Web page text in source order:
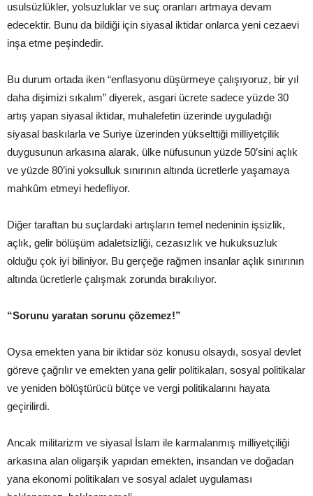
usulsüzlükler, yolsuzluklar ve suç oranları artmaya devam
edecektir. Bunu da bildiği için siyasal iktidar onlarca yeni cezaevi
inşa etme peşindedir.
Bu durum ortada iken “enflasyonu düşürmeye çalışıyoruz, bir yıl
daha dişimizi sıkalım” diyerek, asgari ücrete sadece yüzde 30
artış yapan siyasal iktidar, muhalefetin üzerinde uyguladığı
siyasal baskılarla ve Suriye üzerinden yükselttiği milliyetçilik
duygusunun arkasına alarak, ülke nüfusunun yüzde 50’sini açlık
ve yüzde 80’ini yoksulluk sınırının altında ücretlerle yaşamaya
mahkûm etmeyi hedefliyor.
Diğer taraftan bu suçlardaki artışların temel nedeninin işsizlik,
açlık, gelir bölüşüm adaletsizliği, cezasızlık ve hukuksuzluk
olduğu çok iyi biliniyor. Bu gerçeğe rağmen insanlar açlık sınırının
altında ücretlerle çalışmak zorunda bırakılıyor.
“Sorunu yaratan sorunu çözemez!”
Oysa emekten yana bir iktidar söz konusu olsaydı, sosyal devlet
göreve çağrılır ve emekten yana gelir politikaları, sosyal politikalar
ve yeniden bölüştürücü bütçe ve vergi politikalarını hayata
geçirilirdi.
Ancak militarizm ve siyasal İslam ile karmalanmış milliyetçiliği
arkasına alan oligarşik yapıdan emekten, insandan ve doğadan
yana ekonomi politikaları ve sosyal adalet uygulaması